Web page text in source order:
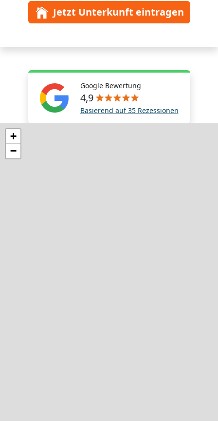
Jetzt Unterkunft eintragen
Google Bewertung
4,9
Basierend auf 35 Rezessionen
+
−